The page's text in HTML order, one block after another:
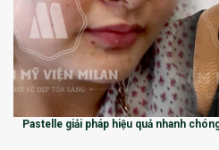
Pastelle giải pháp hiệu quả nhanh